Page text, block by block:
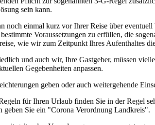
sein kann.
einmal kurz vor Ihrer Reise über
Voraussetzungen zu erfüllen, die
wie wir zum Zeitpunkt Ihres Aufenthaltes
und auch wir, Ihre Gastgeber, müssen
Gegebenheiten anpassen.
geben oder auch weitergehende
für Ihren Urlaub finden Sie in der Regel
Sie ein "Corona Verordnung Landkreis".